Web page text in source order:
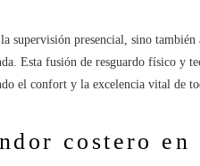
supervisión presencial, sino
Esta fusión de resguardo físico y
el confort y la excelencia vital de
costero en